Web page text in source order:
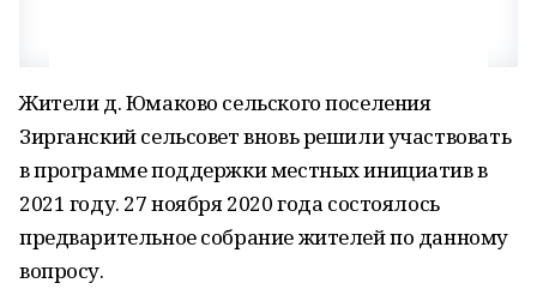
Жители д. Юмаково сельского поселения
Зирганский сельсовет вновь решили участвовать
в программе поддержки местных инициатив в
2021 году. 27 ноября 2020 года состоялось
предварительное собрание жителей по данному
вопросу.